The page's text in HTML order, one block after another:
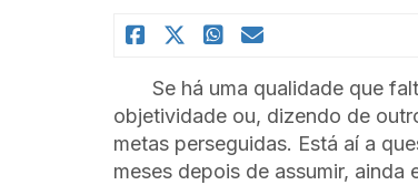
Se há uma qualidade que
objetividade ou, dizendo de
metas perseguidas. Está aí a
meses depois de assumir,